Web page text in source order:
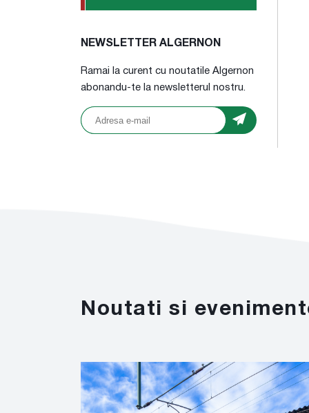
NEWSLETTER ALGERNON
Ramai la curent cu noutatile Algernon
abonandu-te la newsletterul nostru.
Noutati si